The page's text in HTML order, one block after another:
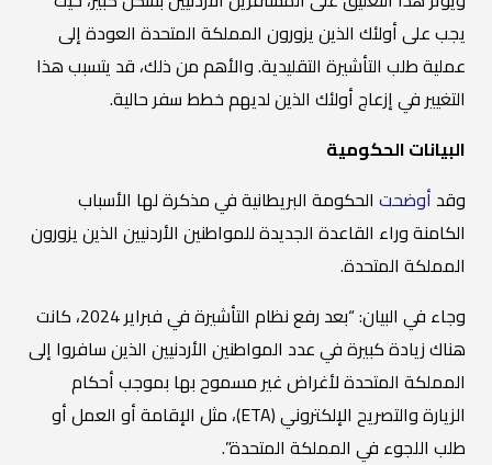
يجب على أولئك الذين يزورون المملكة المتحدة العودة إلى
عملية طلب التأشيرة التقليدية. والأهم من ذلك، قد يتسبب هذا
التغيير في إزعاج أولئك الذين لديهم خطط سفر حالية.
البيانات الحكومية
وقد أوضحت الحكومة البريطانية في مذكرة لها الأسباب
الكامنة وراء القاعدة الجديدة للمواطنين الأردنيين الذين يزورون
المملكة المتحدة.
وجاء في البيان: “بعد رفع نظام التأشيرة في فبراير 2024، كانت
هناك زيادة كبيرة في عدد المواطنين الأردنيين الذين سافروا إلى
المملكة المتحدة لأغراض غير مسموح بها بموجب أحكام
الزيارة والتصريح الإلكتروني (ETA)، مثل الإقامة أو العمل أو
طلب اللجوء في المملكة المتحدة”.